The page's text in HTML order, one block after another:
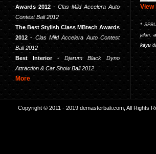
Awards 2012 - Clas Mild Accelera Auto
Contest Bali 2012
The Best Stylish Class MBtech Awards
2012 -Clas Mild Accelera Auto Contest
Bali 2012
Best Interior-
Djarum Black Dyno
Attraction & Car Show Bali 2012
More
View
*
jalan,
kayu
Copyright © 2011 - 2019 demasterbali.com, All Rights